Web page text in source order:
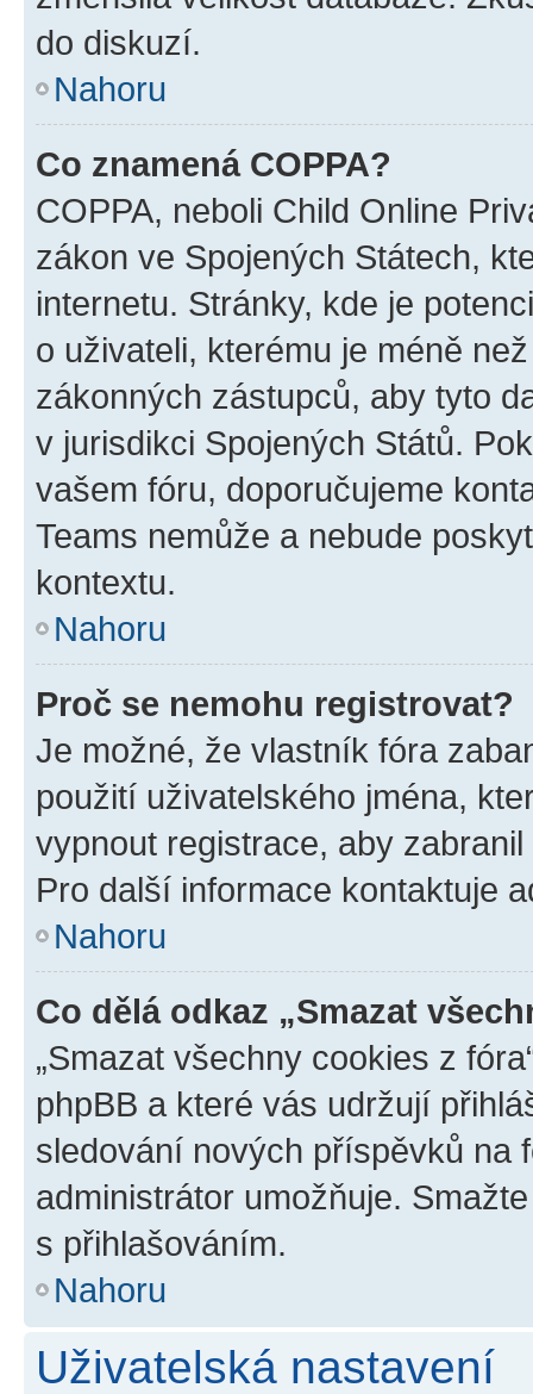
do diskuzí.
Nahoru
Co znamená COPPA?
COPPA, neboli Child Online
zákon ve Spojených Státech,
internetu. Stránky, kde je
o uživateli, kterému je méně
zákonných zástupců, aby tyto
v jurisdikci Spojených Států.
vašem fóru, doporučujeme
Teams nemůže a nebude
kontextu.
Nahoru
Proč se nemohu registrovat?
Je možné, že vlastník fóra
použití uživatelského jména,
vypnout registrace, aby
Pro další informace kontaktuje
Nahoru
Co dělá odkaz „Smazat
„Smazat všechny cookies z
phpBB a které vás udržují
sledování nových příspěvků na
administrátor umožňuje.
s přihlašováním.
Nahoru
Uživatelská nastavení